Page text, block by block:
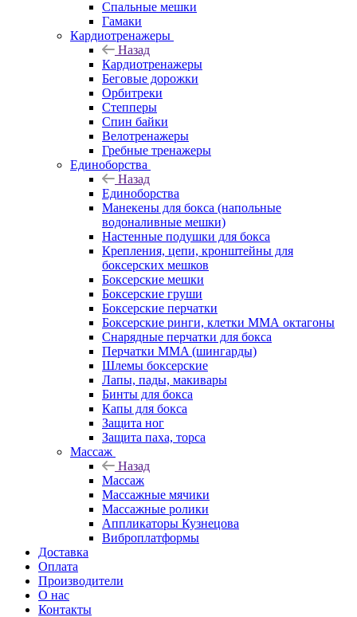
Спальные мешки
Гамаки
Кардиотренажеры
Назад
Кардиотренажеры
Беговые дорожки
Орбитреки
Степперы
Спин байки
Велотренажеры
Гребные тренажеры
Единоборства
Назад
Единоборства
Манекены для бокса (напольные
водоналивные мешки)
Настенные подушки для бокса
Крепления, цепи, кронштейны для
боксерских мешков
Боксерские мешки
Боксерские груши
Боксерские перчатки
Боксерские ринги, клетки ММА октагоны
Снарядные перчатки для бокса
Перчатки MMA (шингарды)
Шлемы боксерские
Лапы, пады, макивары
Бинты для бокса
Капы для бокса
Защита ног
Защита паха, торса
Массаж
Назад
Массаж
Массажные мячики
Массажные ролики
Аппликаторы Кузнецова
Виброплатформы
Доставка
Оплата
Производители
О нас
Контакты